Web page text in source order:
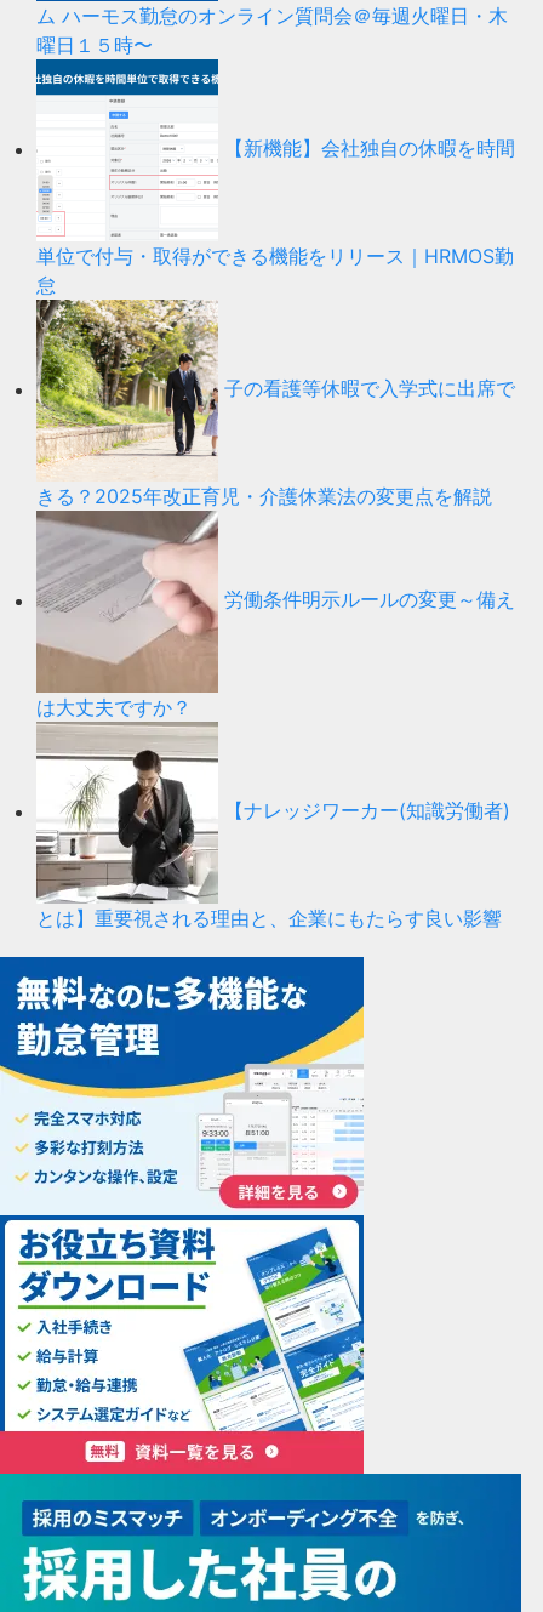
ム ハーモス勤怠のオンライン質問会＠毎週火曜日・木
曜日１５時〜
【新機能】会社独自の休暇を時間
単位で付与・取得ができる機能をリリース｜HRMOS勤
怠
子の看護等休暇で入学式に出席で
きる？2025年改正育児・介護休業法の変更点を解説
労働条件明示ルールの変更～備え
は大丈夫ですか？
【ナレッジワーカー(知識労働者)
とは】重要視される理由と、企業にもたらす良い影響